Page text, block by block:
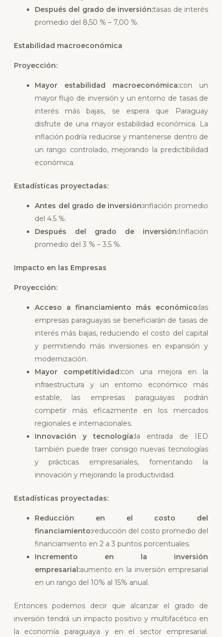
Después del grado de inversión:tasas de interés
promedio del 8,50 % – 7,00 %.
Estabilidad macroeconómica
Proyección:
Mayor estabilidad macroeconómica:con un
mayor flujo de inversión y un entorno de tasas de
interés más bajas, se espera que Paraguay
disfrute de una mayor estabilidad económica. La
inflación podría reducirse y mantenerse dentro de
un rango controlado, mejorando la predictibilidad
económica.
Estadísticas proyectadas:
Antes del grado de inversión:inflación promedio
del 4.5 %.
Después del grado de inversión: Inflación
promedio del 3 % – 3.5 %.
Impacto en las Empresas
Proyección:
Acceso a financiamiento más económico: las
empresas paraguayas se beneficiarán de tasas de
interés más bajas, reduciendo el costo del capital
y permitiendo más inversiones en expansión y
modernización.
Mayor competitividad:con una mejora en la
infraestructura y un entorno económico más
estable, las empresas paraguayas podrán
competir más eficazmente en los mercados
regionales e internacionales.
Innovación y tecnología:la entrada de IED
también puede traer consigo nuevas tecnologías
y prácticas empresariales, fomentando la
innovación y mejorando la productividad.
Estadísticas proyectadas:
Reducción en el costo del
financiamiento:reducción del costo promedio del
financiamiento en 2 a 3 puntos porcentuales.
Incremento en la inversión
empresarial:aumento en la inversión empresarial
en un rango del 10% al 15% anual.
Entonces podemos decir que alcanzar el grado de
inversión tendrá un impacto positivo y multifacético en
la economía paraguaya y en el sector empresarial.